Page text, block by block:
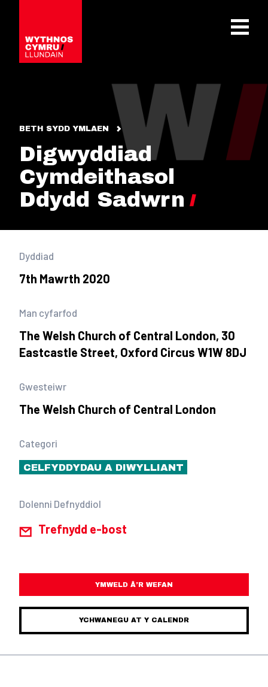
OPEN
BETH SYDD YMLAEN
Digwyddiad
Cymdeithasol
Ddydd Sadwrn
Dyddiad
7th Mawrth 2020
Man cyfarfod
The Welsh Church of Central London, 30
Eastcastle Street, Oxford Circus W1W 8DJ
Gwesteiwr
The Welsh Church of Central London
Categori
CELFYDDYDAU A DIWYLLIANT
Dolenni Defnyddiol
Trefnydd e-bost
YMWELD Â’R WEFAN
YCHWANEGU AT Y CALENDR